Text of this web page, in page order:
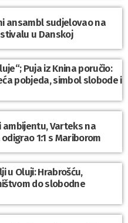
ansambl sudjelovao na
u Danskoj
Puja iz Knina poručio:
pobjeda, simbol slobode i
ambijentu, Varteks na
1:1 s Mariborom
u Oluji: Hrabrošću,
do slobodne